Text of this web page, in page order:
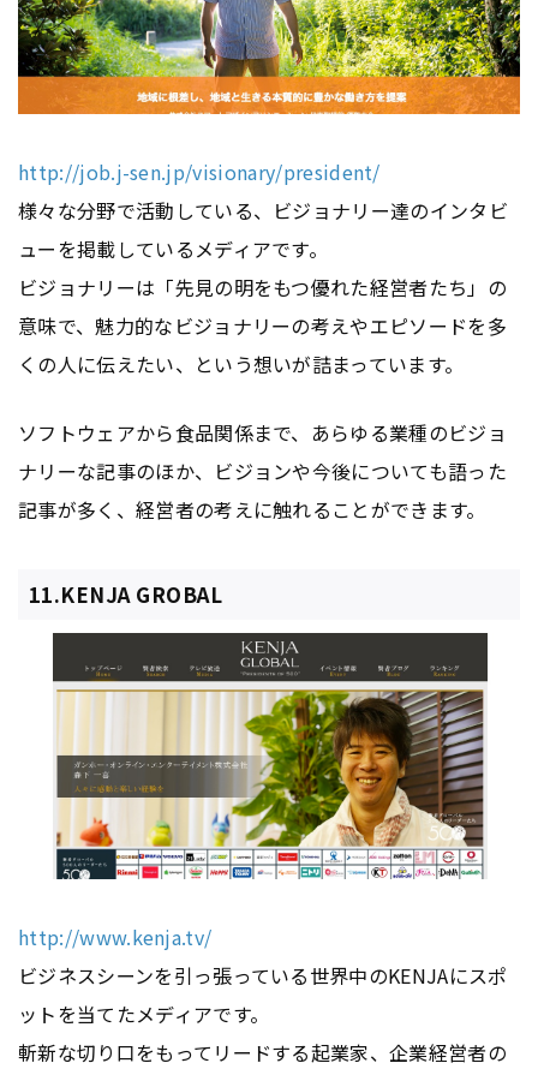
http://job.j-sen.jp/visionary/president/
様々な分野で活動している、ビジョナリー達のインタビ
ューを掲載しているメディアです。
ビジョナリーは「先見の明をもつ優れた経営者たち」の
意味で、魅力的なビジョナリーの考えやエピソードを多
くの人に伝えたい、という想いが詰まっています。
ソフトウェアから食品関係まで、あらゆる業種のビジョ
ナリーな記事のほか、ビジョンや今後についても語った
記事が多く、経営者の考えに触れることができます。
11.KENJA GROBAL
http://www.kenja.tv/
ビジネスシーンを引っ張っている世界中のKENJAにスポ
ットを当てたメディアです。
斬新な切り口をもってリードする起業家、企業経営者の